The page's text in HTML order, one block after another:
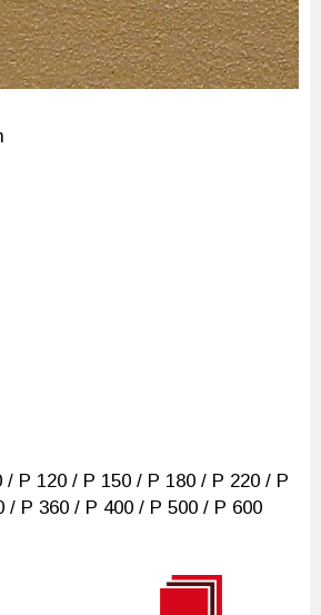
/ P 120 / P 150 / P 180 / P 220 / P
/ P 360 / P 400 / P 500 / P 600